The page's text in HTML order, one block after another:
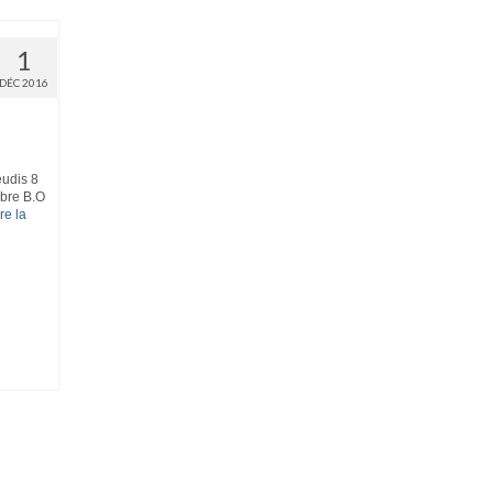
1
DÉC 2016
8
B.O
la